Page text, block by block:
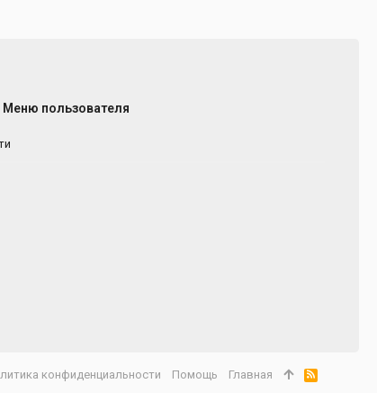
Меню пользователя
конфиденциальности Помощь Главная
R
S